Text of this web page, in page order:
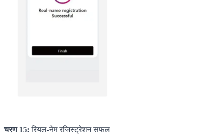
चरण 15: रियल-नेम रजिस्ट्रेशन सफल